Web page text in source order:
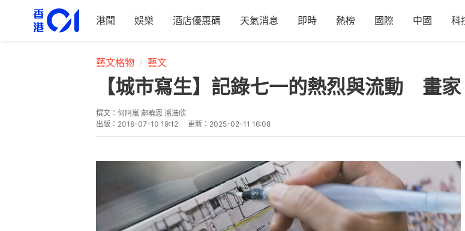
港聞 娛樂 酒店優惠碼 天氣消息 即時 熱榜 國際 中國 科
藝文格物 藝文
【城市寫生】記錄七一的熱烈與流動 畫
撰文： 何阿嵐 鄺曉恩 潘浩欣
出版： 2016-07-10 19:12 更新： 2025-02-11 16:08